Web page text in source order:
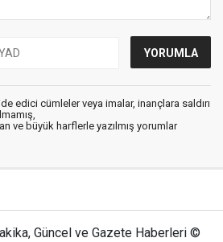
edici cümleler veya imalar, inançlara saldırı
ve büyük harflerle yazılmış yorumlar
Güncel ve Gazete Haberleri ©